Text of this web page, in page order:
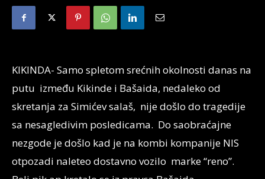
KIKINDA- Samo spletom srećnih okolnosti danas na
putu između Kikinde i Bašaida, nedaleko od
skretanja za Simićev salaš, nije došlo do tragedije
sa nesagledivim posledicama. Do saobraćajne
nezgode je došlo kad je na kombi kompanije NIS
otpozadi naleteo dostavno vozilo marke “reno”.